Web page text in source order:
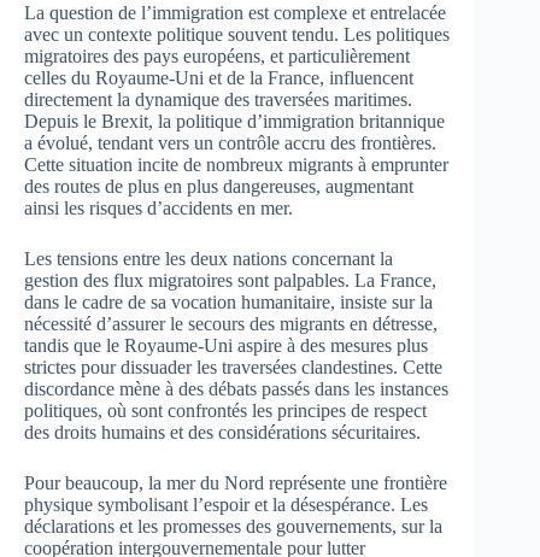
La question de l’immigration est complexe et entrelacée
avec un contexte politique souvent tendu. Les politiques
migratoires des pays européens, et particulièrement
celles du Royaume-Uni et de la France, influencent
directement la dynamique des traversées maritimes.
Depuis le Brexit, la politique d’immigration britannique
a évolué, tendant vers un contrôle accru des frontières.
Cette situation incite de nombreux migrants à emprunter
des routes de plus en plus dangereuses, augmentant
ainsi les risques d’accidents en mer.
Les tensions entre les deux nations concernant la
gestion des flux migratoires sont palpables. La France,
dans le cadre de sa vocation humanitaire, insiste sur la
nécessité d’assurer le secours des migrants en détresse,
tandis que le Royaume-Uni aspire à des mesures plus
strictes pour dissuader les traversées clandestines. Cette
discordance mène à des débats passés dans les instances
politiques, où sont confrontés les principes de respect
des droits humains et des considérations sécuritaires.
Pour beaucoup, la mer du Nord représente une frontière
physique symbolisant l’espoir et la désespérance. Les
déclarations et les promesses des gouvernements, sur la
coopération intergouvernementale pour lutter